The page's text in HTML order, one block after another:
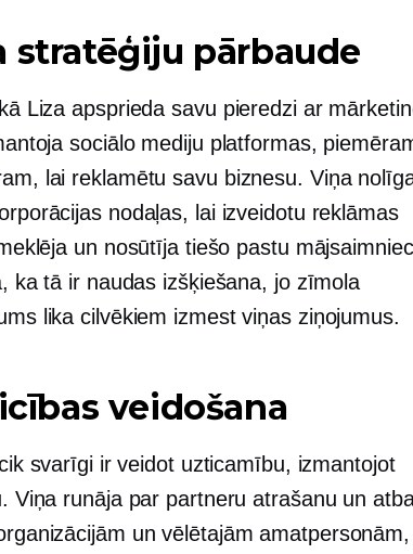
stratēģiju pārbaude
Liza apsprieda savu pieredzi ar
sociālo mediju platformas,
lai reklamētu savu biznesu. Viņa
nodaļas, lai izveidotu reklāmas
un nosūtīja tiešo pastu
ka tā ir naudas izšķiešana, jo zīmola
lika cilvēkiem izmest viņas ziņojumus.
veidošana
svarīgi ir veidot uzticamību, izmantojot
Viņa runāja par partneru atrašanu un
un vēlētajām